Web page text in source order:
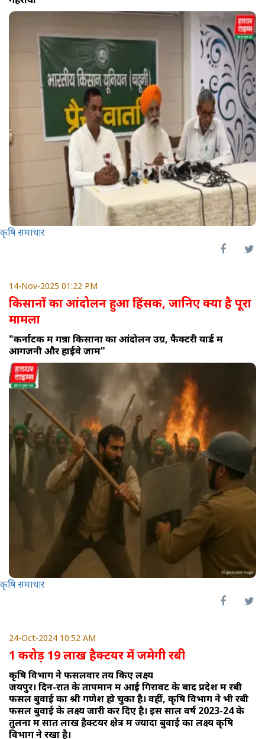
कृषि समाचार
14-Nov-2025 01:22 PM
किसानों का आंदोलन हुआ हिंसक, जानिए क्या है पूरा
मामला
"कर्नाटक में गन्ना किसानों का आंदोलन उग्र, फैक्टरी यार्ड में
आगजनी और हाईवे जाम"
कृषि समाचार
24-Oct-2024 10:52 AM
1 करोड़ 19 लाख हैक्टयर में जमेगी रबी
कृषि विभाग ने फसलवार तय किए लक्ष्य
जयपुर। दिन-रात के तापमान में आई गिरावट के बाद प्रदेश में रबी
फसल बुवाई का श्री गणेश हो चुका है। वहीं, कृषि विभाग ने भी रबी
फसल बुवाई के लक्ष्य जारी कर दिए है। इस साल वर्ष 2023-24 के
तुलना में सात लाख हैक्टयर क्षेत्र में ज्यादा बुवाई का लक्ष्य कृषि
विभाग ने रखा है।